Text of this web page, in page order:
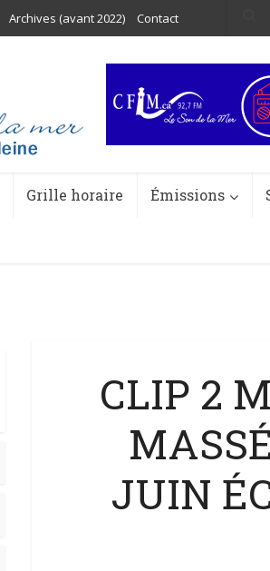
Archives (avant 2022) Contact
Grille horaire Émissions
CLIP 2
JUIN